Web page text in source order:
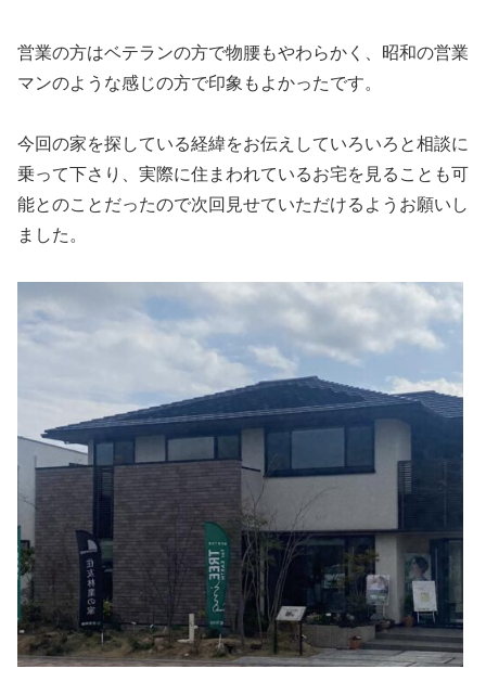
営業の方はベテランの方で物腰もやわらかく、昭和の営業
マンのような感じの方で印象もよかったです。
今回の家を探している経緯をお伝えしていろいろと相談に
乗って下さり、実際に住まわれているお宅を見ることも可
能とのことだったので次回見せていただけるようお願いし
ました。